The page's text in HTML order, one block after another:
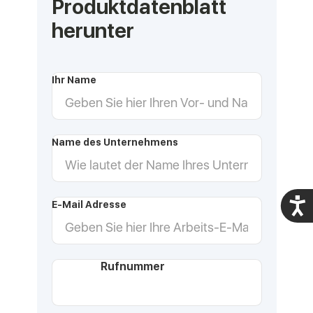
Produktdatenblatt
herunter
Ihr Name
Name des Unternehmens
E-Mail Adresse
Rufnummer